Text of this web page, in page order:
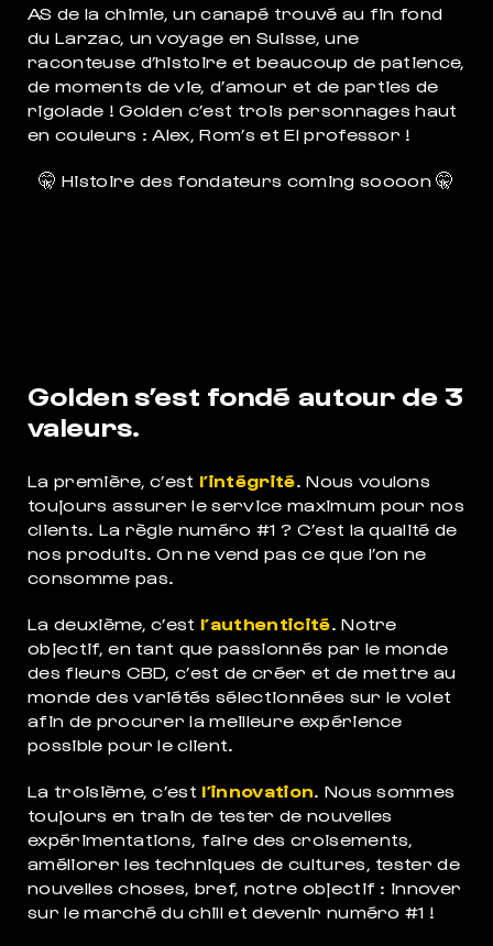
AS de la chimie, un canapé trouvé au fin fond
du Larzac, un voyage en Suisse, une
raconteuse d’histoire et beaucoup de patience,
de moments de vie, d’amour et de parties de
rigolade ! Golden c’est trois personnages haut
en couleurs : Alex, Rom’s et El professor !
🤫 Histoire des fondateurs coming soooon 🤫
Golden s’est fondé autour de 3
valeurs.
La première, c’est l’intégrité. Nous voulons
toujours assurer le service maximum pour nos
clients. La règle numéro #1 ? C’est la qualité de
nos produits. On ne vend pas ce que l’on ne
consomme pas.
La deuxième, c’est l’authenticité. Notre
objectif, en tant que passionnés par le monde
des fleurs CBD, c’est de créer et de mettre au
monde des variétés sélectionnées sur le volet
afin de procurer la meilleure expérience
possible pour le client.
La troisième, c’est l’innovation. Nous sommes
toujours en train de tester de nouvelles
expérimentations, faire des croisements,
améliorer les techniques de cultures, tester de
nouvelles choses, bref, notre objectif : innover
sur le marché du chill et devenir numéro #1 !